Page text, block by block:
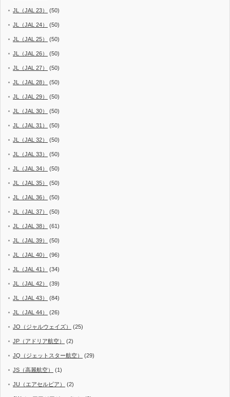
JL（JAL 23） (50)
JL（JAL 24） (50)
JL（JAL 25） (50)
JL（JAL 26） (50)
JL（JAL 27） (50)
JL（JAL 28） (50)
JL（JAL 29） (50)
JL（JAL 30） (50)
JL（JAL 31） (50)
JL（JAL 32） (50)
JL（JAL 33） (50)
JL（JAL 34） (50)
JL（JAL 35） (50)
JL（JAL 36） (50)
JL（JAL 37） (50)
JL（JAL 38） (61)
JL（JAL 39） (50)
JL（JAL 40） (96)
JL（JAL 41） (34)
JL（JAL 42） (39)
JL（JAL 43） (84)
JL（JAL 44） (26)
JO（ジャルウェイズ） (25)
JP（アドリア航空） (2)
JQ（ジェットスター航空） (29)
JS（高麗航空） (1)
JU（エアセルビア） (2)